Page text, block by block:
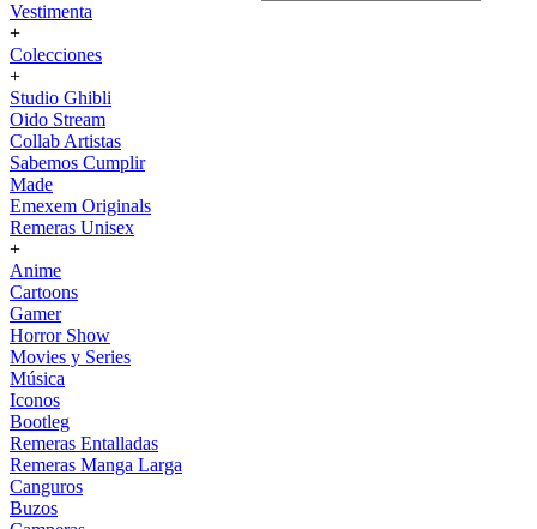
Vestimenta
+
Colecciones
+
Studio Ghibli
Oido Stream
Collab Artistas
Sabemos Cumplir
Made
Emexem Originals
Remeras Unisex
+
Anime
Cartoons
Gamer
Horror Show
Movies y Series
Música
Iconos
Bootleg
Remeras Entalladas
Remeras Manga Larga
Canguros
Buzos